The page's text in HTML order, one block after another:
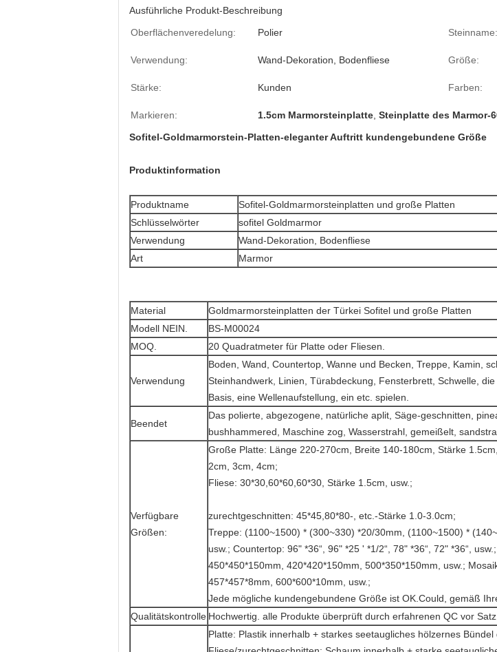
Ausführliche Produkt-Beschreibung
Oberflächenveredelung:
Polier Steinname:
Verwendung: Wand-Dekoration, Bodenfliese Größe:
Stärke: Kunden Farben:
Markieren: 1.5cm Marmorsteinplatte Steinplatte des Marmor-
Sofitel-Goldmarmorstein-Platten-eleganter Auftritt kundengebundene Größe
Produktinformation
Produktname
Sofitel-Goldmarmorsteinplatten und große Platten
Schlüsselwörter
sofitel Goldmarmor
Verwendung
Wand-Dekoration, Bodenfliese
Art
Marmor
Material
Goldmarmorsteinplatten der Türkei Sofitel und große Platten
Modell NEIN.
BS-M00024
MOQ.
20 Quadratmeter für Platte oder Fliesen.
Verwendung
Boden, Wand, Countertop, Wanne und Becken, Treppe, Kamin,
Steinhandwerk, Linien, Türabdeckung, Fensterbrett, Schwelle,
Basis, eine Wellenaufstellung, ein etc. spielen.
Beendet
Das polierte, abgezogene, natürliche aplit, Säge-geschnitten,
bushhammered, Maschine zog, Wasserstrahl, gemeißelt,
Verfügbare
Größen:
Große Platte: Länge 220-270cm, Breite 140-180cm, Stärke
2cm, 3cm, 4cm;
Fliese: 30*30,60*60,60*30, Stärke 1.5cm, usw.;
zurechtgeschnitten: 45*45,80*80-, etc.-Stärke 1.0-3.0cm;
Treppe: (1100~1500) * (300~330) *20/30mm, (1100~1500) *
usw.; Countertop: 96" *36“, 96" *25 ' *1/2“, 78" *36“, 72" *36“,
450*450*150mm, 420*420*150mm, 500*350*150mm, usw.;
457*457*8mm, 600*600*10mm, usw.;
Jede mögliche kundengebundene Größe ist OK.Could, gemäß
Qualitätskontrolle Hochwertig. alle Produkte überprüft durch erfahrenen QC vor Satz.
Platte: Plastik innerhalb + starkes seetaugliches hölzernes Bündel